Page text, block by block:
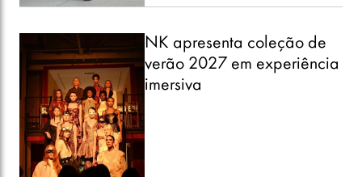
NK apresenta coleção de
verão 2027 em experiência
imersiva